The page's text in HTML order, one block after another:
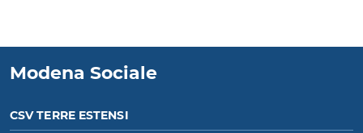
Modena Sociale
CSV TERRE ESTENSI